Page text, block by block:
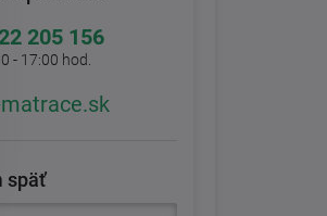
205 156
- 17:00 hod.
matrace.sk
späť